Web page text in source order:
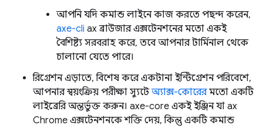
আপনি যদি কমান্ড লাইনে কাজ করতে পছন্দ করেন,
axe-cli ax ব্রাউজার এক্সটেনশনের মতো একই
বৈশিষ্ট্য সরবরাহ করে, তবে আপনার টার্মিনাল থেকে
চালানো যেতে পারে।
রিগ্রেশন এড়াতে, বিশেষ করে একটানা ইন্টিগ্রেশন পরিবেশে,
আপনার স্বয়ংক্রিয় পরীক্ষা স্যুটেঅ্যাক্স-কোরেরমতো একটি
লাইব্রেরি অন্তর্ভুক্ত করুন। axe-core একই ইঞ্জিন যা ax
Chrome এক্সটেনশনকে শক্তি দেয়, কিন্তু একটি কমান্ড